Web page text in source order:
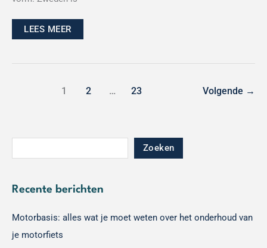
LEES MEER
1 2 … 23 Volgende →
Zoeken
Recente berichten
Motorbasis: alles wat je moet weten over het onderhoud van
je motorfiets